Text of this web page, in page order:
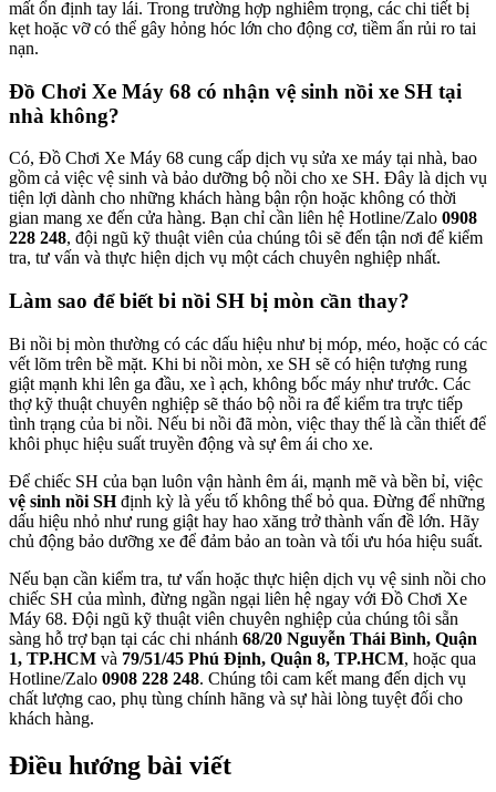
mất ổn định tay lái. Trong trường hợp nghiêm trọng, các chi tiết bị
kẹt hoặc vỡ có thể gây hỏng hóc lớn cho động cơ, tiềm ẩn rủi ro tai
nạn.
Đồ Chơi Xe Máy 68 có nhận vệ sinh nồi xe SH tại
nhà không?
Có, Đồ Chơi Xe Máy 68 cung cấp dịch vụ sửa xe máy tại nhà, bao
gồm cả việc vệ sinh và bảo dưỡng bộ nồi cho xe SH. Đây là dịch vụ
tiện lợi dành cho những khách hàng bận rộn hoặc không có thời
gian mang xe đến cửa hàng. Bạn chỉ cần liên hệ Hotline/Zalo 0908
228 248, đội ngũ kỹ thuật viên của chúng tôi sẽ đến tận nơi để kiểm
tra, tư vấn và thực hiện dịch vụ một cách chuyên nghiệp nhất.
Làm sao để biết bi nồi SH bị mòn cần thay?
Bi nồi bị mòn thường có các dấu hiệu như bị móp, méo, hoặc có các
vết lõm trên bề mặt. Khi bi nồi mòn, xe SH sẽ có hiện tượng rung
giật mạnh khi lên ga đầu, xe ì ạch, không bốc máy như trước. Các
thợ kỹ thuật chuyên nghiệp sẽ tháo bộ nồi ra để kiểm tra trực tiếp
tình trạng của bi nồi. Nếu bi nồi đã mòn, việc thay thế là cần thiết để
khôi phục hiệu suất truyền động và sự êm ái cho xe.
Để chiếc SH của bạn luôn vận hành êm ái, mạnh mẽ và bền bỉ, việc
vệ sinh nồi SHđịnh kỳ là yếu tố không thể bỏ qua. Đừng để những
dấu hiệu nhỏ như rung giật hay hao xăng trở thành vấn đề lớn. Hãy
chủ động bảo dưỡng xe để đảm bảo an toàn và tối ưu hóa hiệu suất.
Nếu bạn cần kiểm tra, tư vấn hoặc thực hiện dịch vụ vệ sinh nồi cho
chiếc SH của mình, đừng ngần ngại liên hệ ngay với Đồ Chơi Xe
Máy 68. Đội ngũ kỹ thuật viên chuyên nghiệp của chúng tôi sẵn
sàng hỗ trợ bạn tại các chi nhánh 68/20 Nguyễn Thái Bình, Quận
1, TP.HCM và 79/51/45 Phú Định, Quận 8, TP.HCM, hoặc qua
Hotline/Zalo 0908 228 248. Chúng tôi cam kết mang đến dịch vụ
chất lượng cao, phụ tùng chính hãng và sự hài lòng tuyệt đối cho
khách hàng.
Điều hướng bài viết